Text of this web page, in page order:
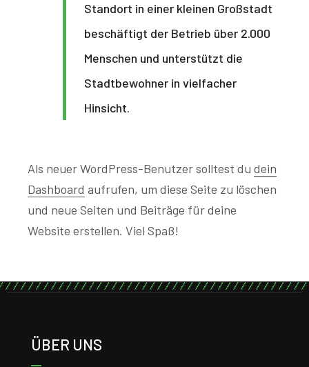
Standort in einer kleinen Großstadt
beschäftigt der Betrieb über 2.000
Menschen und unterstützt die
Stadtbewohner in vielfacher
Hinsicht.
Als neuer WordPress-Benutzer solltest du dein
Dashboard aufrufen, um diese Seite zu löschen
und neue Seiten und Beiträge für deine
Website erstellen. Viel Spaß!
ÜBER UNS